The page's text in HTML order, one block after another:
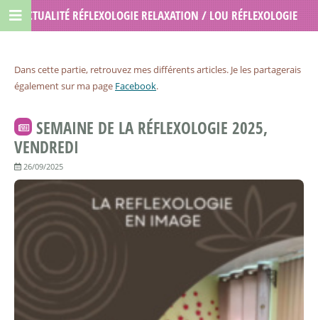
Dans cette partie, retrouvez mes différents articles. Je les partagerais
également sur ma page Facebook.
SEMAINE DE LA RÉFLEXOLOGIE 2025,
VENDREDI
26/09/2025
ACTUALITÉ RÉFLEXOLOGIE RELAXATION / LOU RÉFLEXOLOGIE